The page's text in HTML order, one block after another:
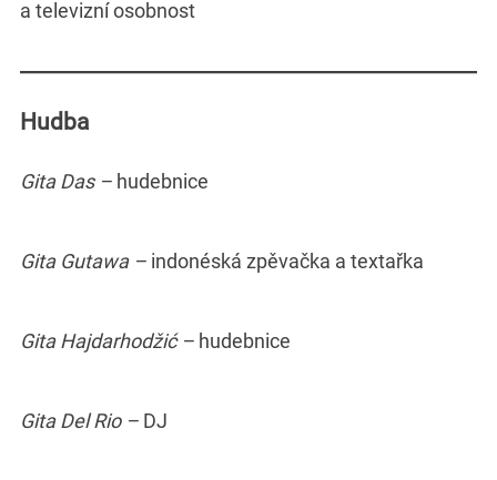
a televizní osobnost
Hudba
Gita Das – hudebnice
Gita Gutawa – indonéská zpěvačka a textařka
Gita Hajdarhodžić – hudebnice
Gita Del Rio – DJ